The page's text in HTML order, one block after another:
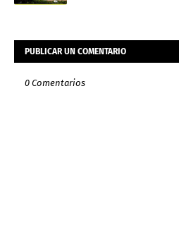
PUBLICAR UN COMENTARIO
0 Comentarios